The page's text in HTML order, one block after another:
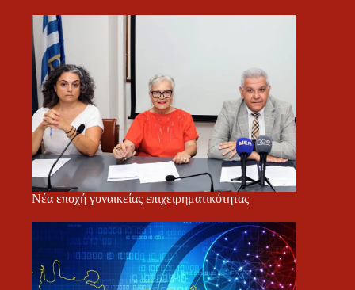
Νέα εποχή γυναικείας επιχειρηματικότητας